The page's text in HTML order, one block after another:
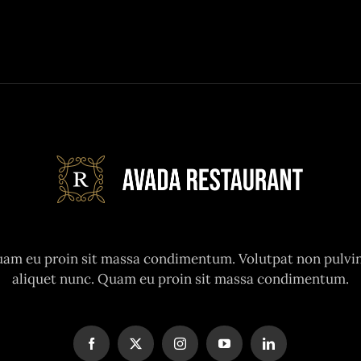
eu proin sit massa condimentum. Volutpat non
aliquet nunc. Quam eu proin sit massa condimentum.